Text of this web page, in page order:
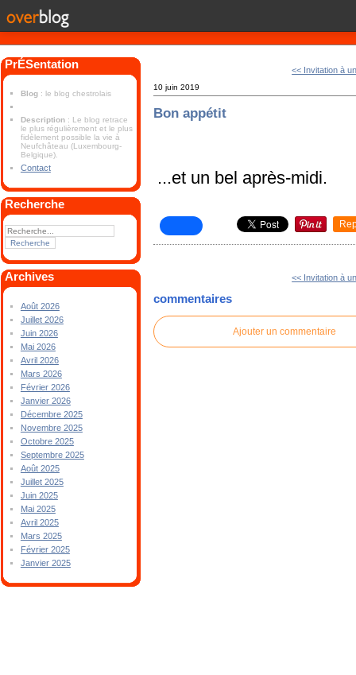
PrÉSentation
Blog : le blog chestrolais
Description : Le blog retrace
le plus régulièrement et le plus
fidèlement possible la vie à
Neufchâteau (Luxembourg-
Belgique).
Contact
Recherche
Archives
Août 2026
Juillet 2026
Juin 2026
Mai 2026
Avril 2026
Mars 2026
Février 2026
Janvier 2026
Décembre 2025
Novembre 2025
Octobre 2025
Septembre 2025
Août 2025
Juillet 2025
Juin 2025
Mai 2025
Avril 2025
Mars 2025
Février 2025
Janvier 2025
<< Invitation à
10 juin 2019
Bon appétit
...et un bel après-midi.
<< Invitation à
commentaires
Ajouter un commentaire